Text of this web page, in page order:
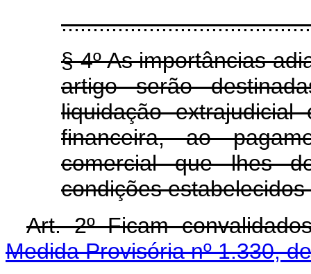
§ 4º As importâncias
artigo serão
liquidação
financeira, ao
comercial que lhes
condições
Art. 2º Ficam
Medida Provisória nº 1.330,